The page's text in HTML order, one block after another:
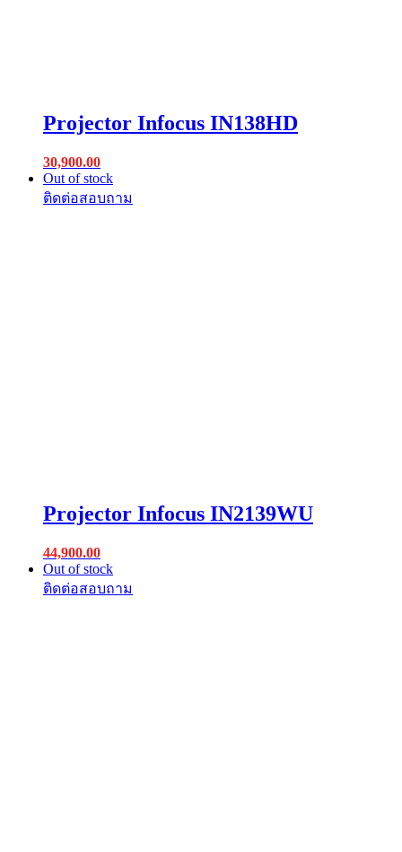
Projector Infocus IN138HD
30,900.00
Out of stock
Projector Infocus IN2139WU
44,900.00
Out of stock